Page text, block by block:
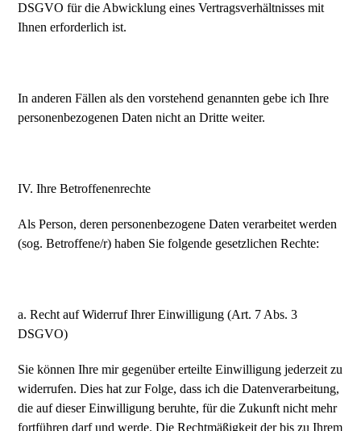
DSGVO für die Abwicklung eines Vertragsverhältnisses mit
Ihnen erforderlich ist.
In anderen Fällen als den vorstehend genannten gebe ich Ihre
personenbezogenen Daten nicht an Dritte weiter.
IV. Ihre Betroffenenrechte
Als Person, deren personenbezogene Daten verarbeitet werden
(sog. Betroffene/r) haben Sie folgende gesetzlichen Rechte:
a. Recht auf Widerruf Ihrer Einwilligung (Art. 7 Abs. 3
DSGVO)
Sie können Ihre mir gegenüber erteilte Einwilligung jederzeit zu
widerrufen. Dies hat zur Folge, dass ich die Datenverarbeitung,
die auf dieser Einwilligung beruhte, für die Zukunft nicht mehr
fortführen darf und werde. Die Rechtmäßigkeit der bis zu Ihrem